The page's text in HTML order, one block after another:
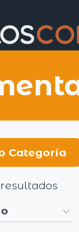
Categoría